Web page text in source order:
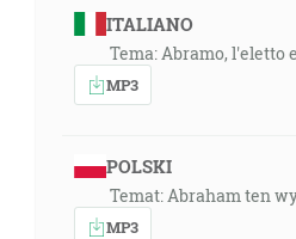
ITALIANO
Tema: Abramo, l'eletto
MP3
POLSKI
Temat: Abraham ten
MP3